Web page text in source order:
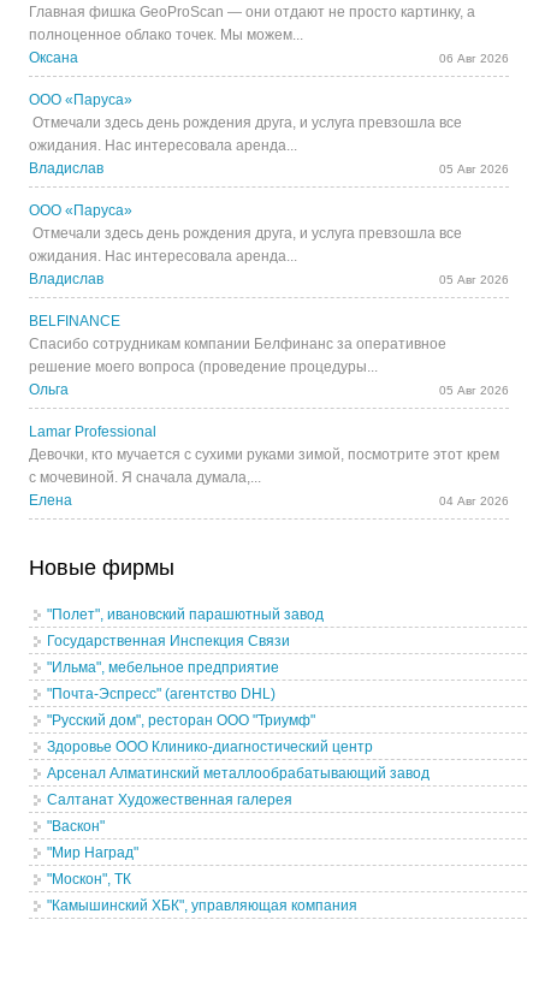
Главная фишка GeoProScan — они отдают не просто картинку, а
полноценное облако точек. Мы можем...
Оксана
06 Авг 2026
ООО «Паруса»
Отмечали здесь день рождения друга, и услуга превзошла все
ожидания. Нас интересовала аренда...
Владислав
05 Авг 2026
ООО «Паруса»
Отмечали здесь день рождения друга, и услуга превзошла все
ожидания. Нас интересовала аренда...
Владислав
05 Авг 2026
BELFINANCE
Спасибо сотрудникам компании Белфинанс за оперативное
решение моего вопроса (проведение процедуры...
Ольга
05 Авг 2026
Lamar Professional
Девочки, кто мучается с сухими руками зимой, посмотрите этот крем
с мочевиной. Я сначала думала,...
Елена
04 Авг 2026
Новые фирмы
"Полет", ивановский парашютный завод
Государственная Инспекция Связи
"Ильма", мебельное предприятие
"Почта-Эспресс" (агентство DHL)
"Русский дом", ресторан ООО "Триумф"
Здоровье ООО Клинико-диагностический центр
Арсенал Алматинский металлообрабатывающий завод
Салтанат Художественная галерея
"Васкон"
"Мир Наград"
"Москон", ТК
"Камышинский ХБК", управляющая компания